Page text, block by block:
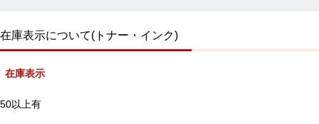
在庫表示について(トナー・インク)
在庫表示
50以上有